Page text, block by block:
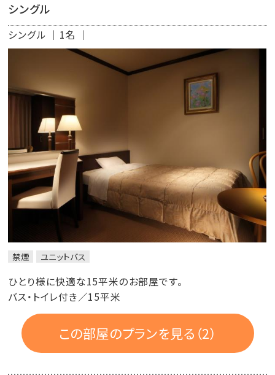
シングル
シングル 1名
禁煙 ユニットバス
ひとり様に快適な15平米のお部屋です。
バス・トイレ付き／15平米
この部屋のプランを見る（2）